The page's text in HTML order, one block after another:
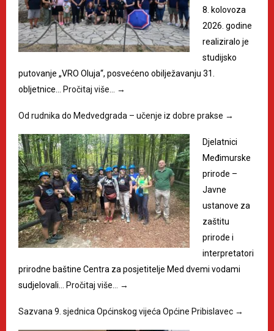
8. kolovoza
2026. godine
realiziralo je
studijsko
putovanje „VRO Oluja“, posvećeno obilježavanju 31.
obljetnice…
Pročitaj više… →
Od rudnika do Medvedgrada – učenje iz dobre prakse →
Djelatnici
Međimurske
prirode –
Javne
ustanove za
zaštitu
prirode i
interpretatori
prirodne baštine Centra za posjetitelje Med dvemi vodami
sudjelovali…
Pročitaj više… →
Sazvana 9. sjednica Općinskog vijeća Općine Pribislavec →